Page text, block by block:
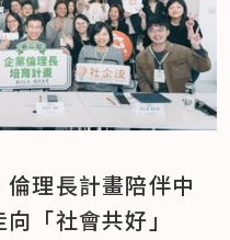
理長計畫陪伴中
「社會共好」